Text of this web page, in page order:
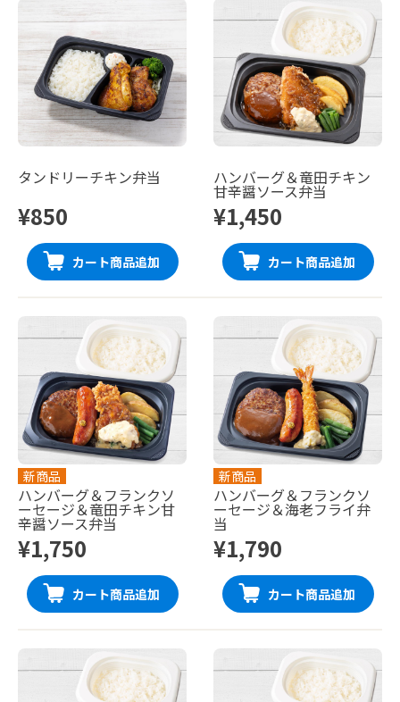
タンドリーチキン弁当
¥850
カート商品追加
ハンバーグ＆竜田チキン
甘辛醤ソース弁当
¥1,450
カート商品追加
新商品
ハンバーグ＆フランクソ
ーセージ＆竜田チキン甘
辛醤ソース弁当
¥1,750
カート商品追加
新商品
ハンバーグ＆フランクソ
ーセージ＆海老フライ弁
当
¥1,790
カート商品追加